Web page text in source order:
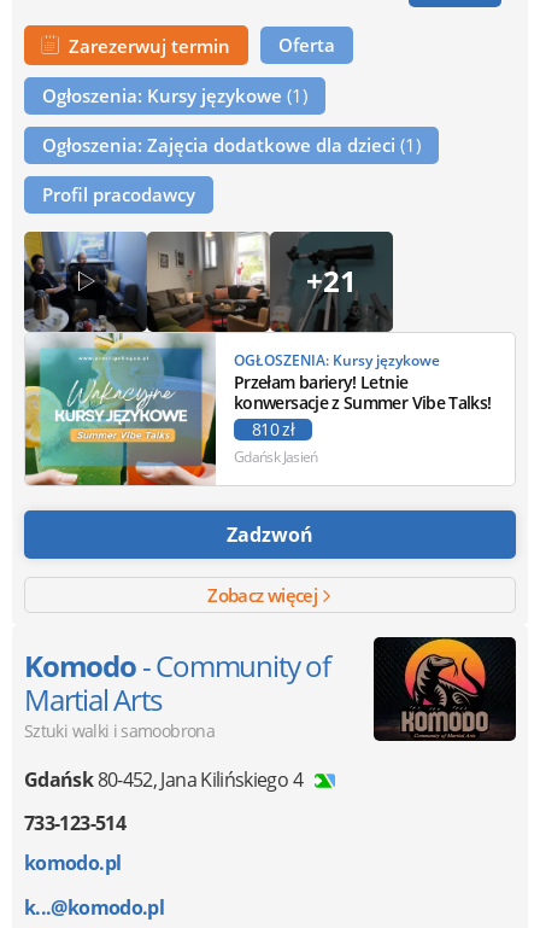
Zarezerwuj termin Oferta
Ogłoszenia: Kursy językowe (1)
Ogłoszenia: Zajęcia dodatkowe dla dzieci (1)
Profil pracodawcy
+21
OGŁOSZENIA: Kursy językowe
Przełam bariery! Letnie
konwersacje z Summer Vibe Talks!
810 zł
Gdańsk Jasień
Zadzwoń
Zobacz więcej
Komodo- Community of
Martial Arts
Sztuki walki i samoobrona
Gdańsk80-452,Jana Kilińskiego 4
733-123-514
komodo.pl
k...@komodo.pl